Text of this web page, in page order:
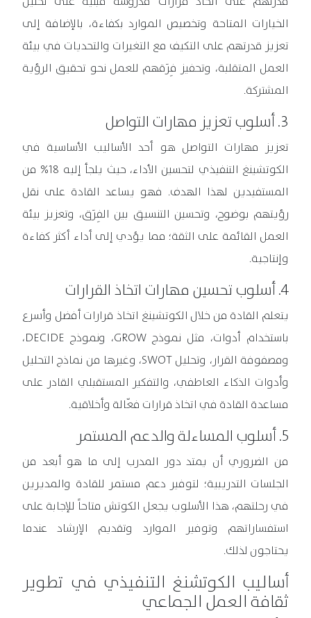
الخيارات المتاحة وتخصيص الموارد بكفاءة، بالإضافة إلى
تعزيز قدرتهم على التكيف مع التغيرات والتحديات في بيئة
العمل المتقلبة، وتحفيز فِرَقهم للعمل نحو تحقيق الرؤية
المشتركة.
3. أسلوب تعزيز مهارات التواصل
تعزيز مهارات التواصل هو أحد الأساليب الأساسية في
الكوتشينغ التنفيذي لتحسين الأداء، حيث يلجأ إليه 18% من
المستفيدين لهذا الهدف. فهو يساعد القادة على نقل
رؤيتهم بوضوح، وتحسين التنسيق بين الفِرَق، وتعزيز بيئة
العمل القائمة على الثقة؛ مما يؤدي إلى أداء أكثر كفاءة
وإنتاجية.
4. أسلوب تحسين مهارات اتخاذ القرارات
يتعلم القادة من خلال الكوتشينغ اتخاذ قرارات أفضل وأسرع
باستخدام أدوات، مثل نموذج GROW، ونموذج DECIDE،
ومصفوفة القرار، وتحليل SWOT، وغيرها من نماذج التحليل
وأدوات الذكاء العاطفي، والتفكير المستقبلي القادر على
مساعدة القادة في اتخاذ قرارات فعّالة وأخلاقية.
5. أسلوب المساءلة والدعم المستمر
من الضروري أن يمتد دور المدرب إلى ما هو أبعد من
الجلسات التدريبية؛ لتوفير دعم مستمر للقادة والمديرين
في رحلتهم، هذا الأسلوب يجعل الكوتش متاحاً للإجابة على
استفساراتهم وتوفير الموارد وتقديم الإرشاد عندما
يحتاجون لذلك.
أساليب الكوتشنغ التنفيذي في تطوير
ثقافة العمل الجماعي